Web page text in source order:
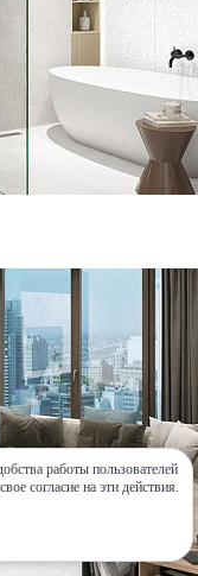
работы пользователей
согласие на эти действия.